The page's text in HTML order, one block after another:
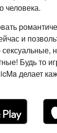
человека.
и
Будь то
делает